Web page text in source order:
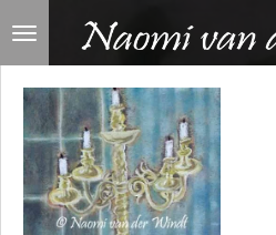
Ga
naar
de
hoofdinhoud